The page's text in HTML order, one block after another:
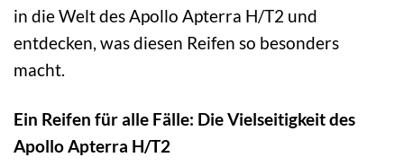
in die Welt des Apollo Apterra H/T2 und
entdecken, was diesen Reifen so besonders
macht.
Ein Reifen für alle Fälle: Die Vielseitigkeit des
Apollo Apterra H/T2